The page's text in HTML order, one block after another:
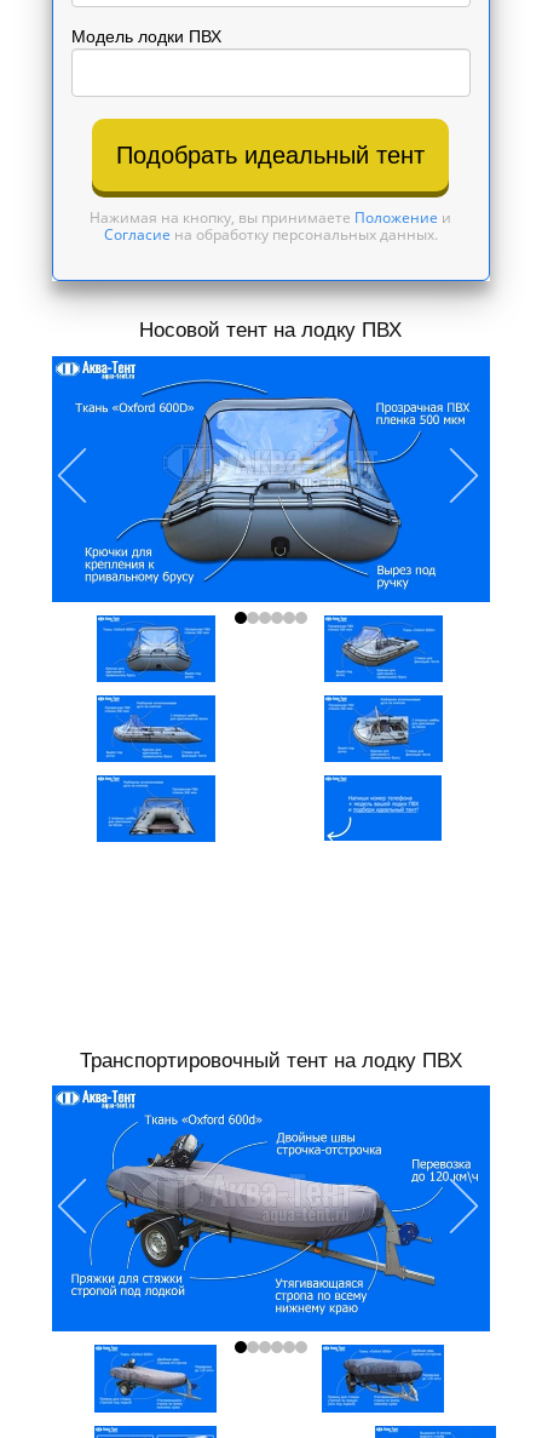
Модель лодки ПВХ
Подобрать идеальный тент
Нажимая на кнопку, вы принимаете Положение и
Согласие на обработку персональных данных.
Носовой тент на лодку ПВХ
Транспортировочный тент на лодку ПВХ